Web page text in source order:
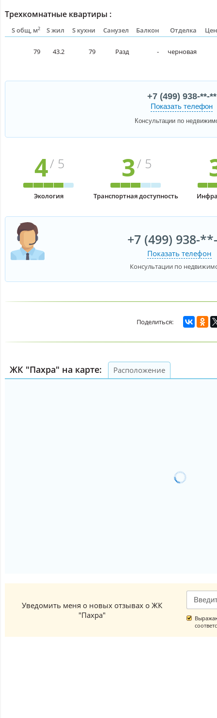
Трехкомнатные квартиры :
S общ, м2 S жил S кухни Санузел Балкон Отделка
79 43.2 79 Разд - черновая
+7 (499) 938-**-**
Показать телефон
Консультации по
4/ 5
Экология
3/ 5
Транспортная доступность
+7 (499) 938-
Показать телефон
Консультации по
ЖК "Пахра" на карте: Расположение
Уведомить меня о новых отзывах о ЖК
"Пахра"